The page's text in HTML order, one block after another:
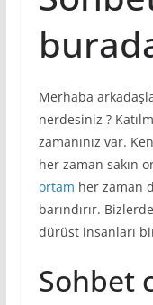
Merhaba
nerdesiniz ?
zamanınız var.
her zaman sakın
ortam her zaman
barındırır.
dürüst insanları
Sohbet